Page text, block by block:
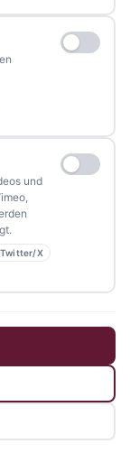
und
Twitter/X